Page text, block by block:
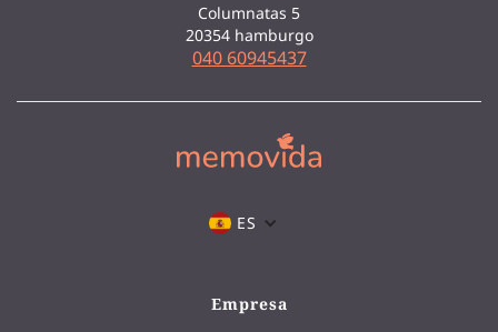
Columnatas 5
20354 hamburgo
040 60945437
ES
Empresa